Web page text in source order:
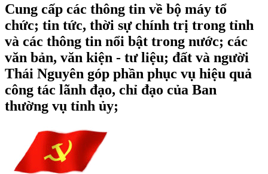
Cung cấp các thông tin về bộ máy tổ
chức; tin tức, thời sự chính trị trong tỉnh
và các thông tin nổi bật trong nước; các
văn bản, văn kiện - tư liệu; đất và người
Thái Nguyên góp phần phục vụ hiệu quả
công tác lãnh đạo, chỉ đạo của Ban
thường vụ tỉnh ủy;